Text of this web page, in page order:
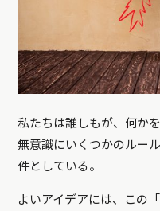
私たちは誰しもが、何か
無意識にいくつかのルー
件としている。
よいアイデアには、この